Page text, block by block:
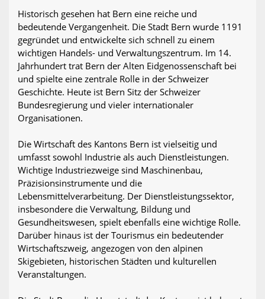
Historisch gesehen hat Bern eine reiche und
bedeutende Vergangenheit. Die Stadt Bern wurde 1191
gegründet und entwickelte sich schnell zu einem
wichtigen Handels- und Verwaltungszentrum. Im 14.
Jahrhundert trat Bern der Alten Eidgenossenschaft bei
und spielte eine zentrale Rolle in der Schweizer
Geschichte. Heute ist Bern Sitz der Schweizer
Bundesregierung und vieler internationaler
Organisationen.
Die Wirtschaft des Kantons Bern ist vielseitig und
umfasst sowohl Industrie als auch Dienstleistungen.
Wichtige Industriezweige sind Maschinenbau,
Präzisionsinstrumente und die
Lebensmittelverarbeitung. Der Dienstleistungssektor,
insbesondere die Verwaltung, Bildung und
Gesundheitswesen, spielt ebenfalls eine wichtige Rolle.
Darüber hinaus ist der Tourismus ein bedeutender
Wirtschaftszweig, angezogen von den alpinen
Skigebieten, historischen Städten und kulturellen
Veranstaltungen.